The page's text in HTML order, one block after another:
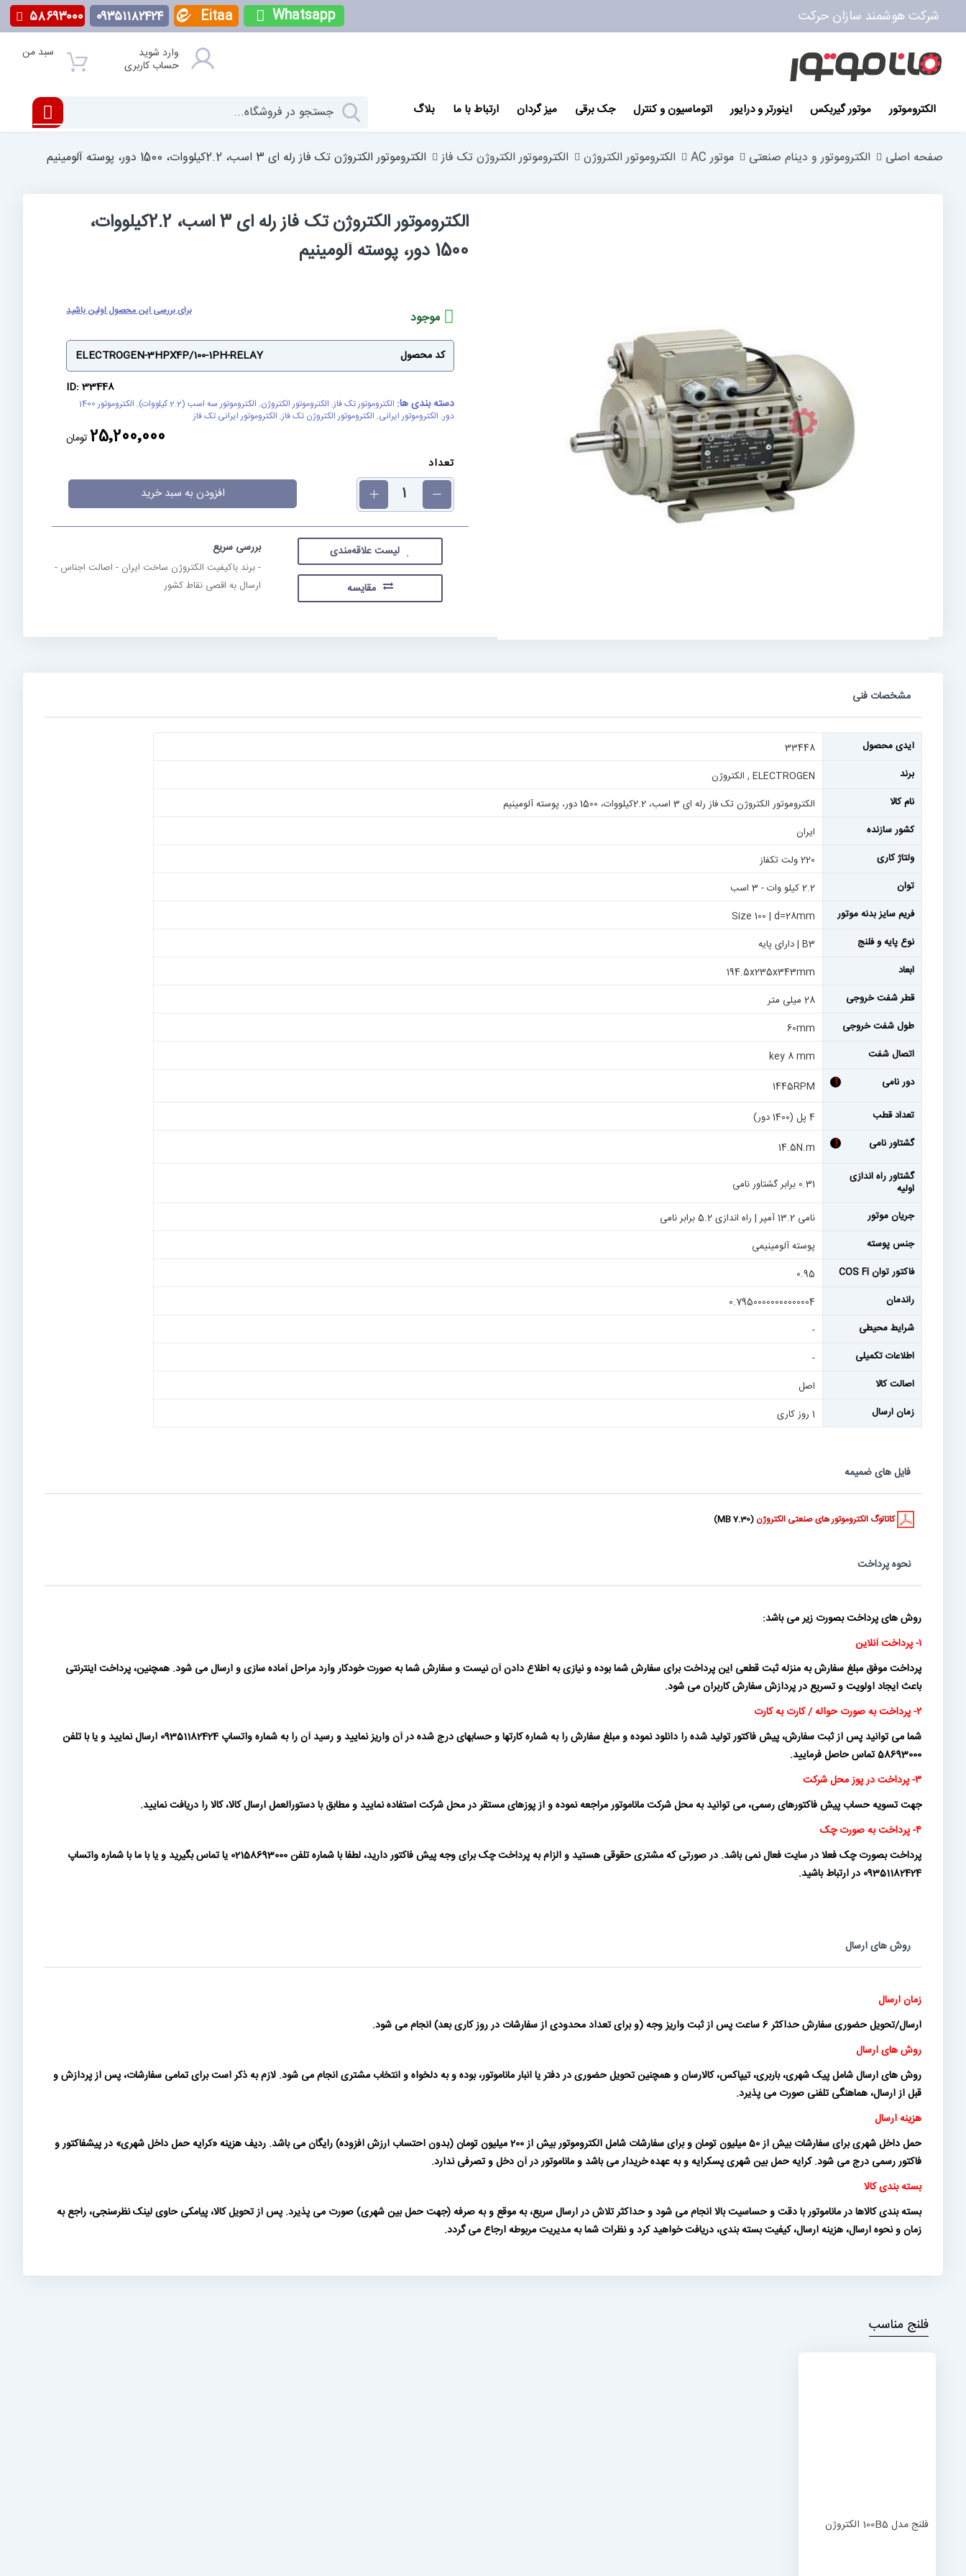
شرکت هوشمند سازان حرکت ۵۸۶۹۳۰۰۰ ۰۹۳۵۱۱۸۲۴۲۴ Eitaa Whatsapp
به
محتوا
وارد شوید
حساب کاربری
سبد من
الکتروموتور موتور گیربکس اینورتر و درایور اتوماسیون و کنترل جک برقی میز گردان ارتباط با ما بلاگ
صفحه اصلی الکتروموتور و دینام صنعتی موتور AC الکتروموتور الکتروژن الکتروموتور الکتروژن تک فاز الکتروموتور الکتروژن تک فاز رله ای 3 اسب، 2.2کیلووات، 1500 دور، پوسته آلومینیم
تصاویر
الکتروموتور الکتروژن تک فاز رله ای 3 اسب، 2.2کیلووات،
1500 دور، پوسته آلومینیم
برای بررسی این محصول اولین باشید موجود
کد محصول
ELECTROGEN-3HPX4P/100-1PH-RELAY
ID: 33448
دسته بندی ها: الکتروموتور تک فاز, الکتروموتور الکتروژن, الکتروموتور سه اسب (2.2 کیلووات) ,
الکتروموتور 1400
دور, الکتروموتور ایرانی, الکتروموتور الکتروژن تک فاز, الکتروموتور ایرانی تک فاز
25٬200٬000تومان
تعداد
افزودن به سبد خرید
لیست علاقه‌مندی
مقایسه
بررسی سریع
- برند باکیفیت الکتروژن ساخت ایران - اصالت اجناس -
ارسال به اقصی نقاط کشور
مشخصات فنی
مشخصات
فنی
آیدی محصول
33448
برند
ELECTROGEN , الکتروژن
نام کالا
الکتروموتور الکتروژن تک فاز رله ای 3 اسب، 2.2کیلووات، 1500 دور، پوسته آلومینیم
کشور سازنده
ایران
ولتاژ کاری
220 ولت تکفاز
توان
2.2 کیلو وات - 3 اسب
فریم سایز بدنه موتور
Size 100 | d=28mm
نوع پایه و فلنج
B3 | دارای پایه
ابعاد
194.5x235x343mm
قطر شفت خروجی
28 میلی متر
طول شفت خروجی
60mm
اتصال شفت
key 8 mm
دور نامی
!
1445RPM
تعداد قطب
4 پل (1400 دور)
گشتاور نامی
!
14.5N.m
گشتاور راه اندازی
اولیه
0.31 برابر گشتاور نامی
جریان موتور
نامی 13.2 آمپر | راه اندازی 5.2 برابر نامی
جنس پوسته
پوسته آلومینیمی
فاکتور توان COS Fi
0.95
راندمان
0.79500000000000004
شرایط محیطی
-
اطلاعات تکمیلی
-
اصالت کالا
اصل
زمان ارسال
1 روز کاری
فایل های ضمیمه
کاتالوگ الکتروموتور های صنعتی الکتروژن (7.30 MB)
نحوه پرداخت
روش های پرداخت بصورت زیر می باشد:
۱- پرداخت آنلاین
پرداخت موفق مبلغ سفارش به منزله ثبت قطعی این پرداخت برای سفارش شما بوده و نیازی به اطلاع دادن آن نیست و سفارش شما به صورت خودکار وارد مراحل آماده سازی و ارسال می شود. همچنین، پرداخت اینترنتی
باعث ایجاد اولویت و تسریع در پردازش سفارش کاربران می شود.
۲- پرداخت به صورت حواله / کارت به کارت
شما می توانید پس از ثبت سفارش، پیش فاکتور تولید شده را دانلود نموده و مبلغ سفارش را به شماره کارتها و حسابهای درج شده در آن واریز نمایید و رسید آن را به شماره واتساپ 09351182424 ارسال نمایید و یا با تلفن
58693000 تماس حاصل فرمایید.
۳- پرداخت در پوز محل شرکت
جهت تسویه حساب پیش فاکتورهای رسمی، می توانید به محل شرکت ماناموتور مراجعه نموده و از پوزهای مستقر در محل شرکت استفاده نمایید و مطابق با دستورالعمل ارسال کالا، کالا را دریافت نمایید.
۴- پرداخت به صورت چک
پرداخت بصورت چک فعلا در سایت فعال نمی باشد. در صورتی که مشتری حقوقی هستید و الزام به پرداخت چک برای وجه پیش فاکتور دارید، لطفا با شماره تلفن 02158693000 یا تماس بگیرید و یا با ما با شماره واتساپ
09351182424 در ارتباط باشید.
روش های ارسال
زمان ارسال
ارسال/تحویل حضوری سفارش حداکثر 6 ساعت پس از ثبت واریز وجه (و برای تعداد محدودی از سفارشات در روز کاری بعد) انجام می شود.
روش های ارسال
روش های ارسال شامل پیک شهری، باربری، تیپاکس، کالارسان و همچنین تحویل حضوری در دفتر یا انبار ماناموتور، بوده و به دلخواه و انتخاب مشتری انجام می شود. لازم به ذکر است برای تمامی سفارشات، پس از پردازش و
قبل از ارسال، هماهنگی تلفنی صورت می پذیرد.
هزینه ارسال
حمل داخل شهری برای سفارشات بیش از 50 میلیون تومان و برای سفارشات شامل الکتروموتور بیش از 200 میلیون تومان (بدون احتساب ارزش افزوده) رایگان می باشد. ردیف هزینه «كرايه حمل داخل شهری» در پیشفاکتور و
فاکتور رسمی درج می شود. کرایه حمل بین شهری پسکرایه و به عهده خریدار می باشد و ماناموتور در آن دخل و تصرفی ندارد.
بسته بندی کالا
بسته بندی کالاها در ماناموتور با دقت و حساسیت بالا انجام می شود و حداکثر تلاش در ارسال سریع، به موقع و به صرفه (جهت حمل بین شهری) صورت می پذیرد. پس از تحویل کالا، پیامکی حاوی لینک نظرسنجی، راجع به
زمان و نحوه ارسال، هزینه ارسال، کیفیت بسته بندی، دریافت خواهید کرد و نظرات شما به مدیریت مربوطه ارجاع می گردد.
فلنج مناسب
فلنج مدل 100B5 الکتروژن